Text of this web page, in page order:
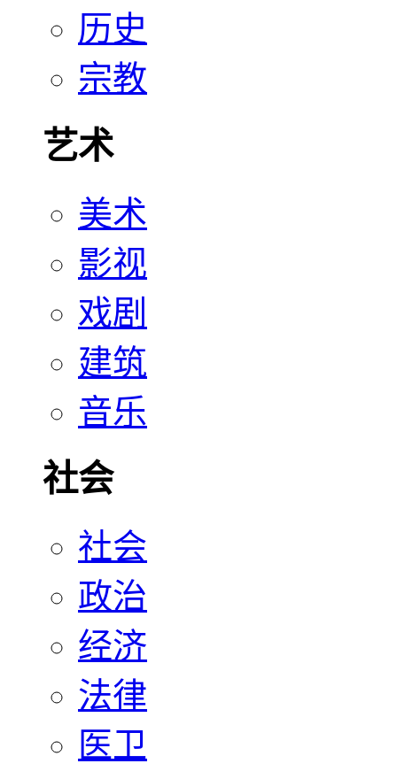
历史
宗教
艺术
美术
影视
戏剧
建筑
音乐
社会
社会
政治
经济
法律
医卫